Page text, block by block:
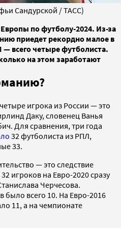
Сандурской / ТАСС)
по футболу-2024. Из-за
приедет рекордно малое в
— всего четыре футболиста.
на этом заработают
игрока из России — это
Даку, словенец Ванья
Для сравнения, три года
32 футболиста из РПЛ,
33.
— это следствие
игроков на Евро-2020 сразу
Черчесова.
было всего 10. На Евро-2016
11, а на чемпионате